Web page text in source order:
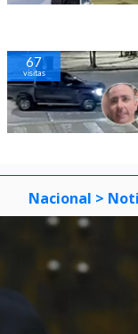
67
visitas
Nacional >